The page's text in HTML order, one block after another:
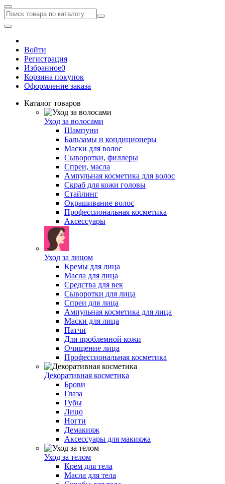
Войти
Регистрация
Избранное0
Корзина покупок
Оформление заказа
Каталог товаров
Уход за волосами
Шампуни
Бальзамы и кондиционеры
Маски для волос
Сыворотки, филлеры
Спреи, масла
Ампульная косметика для волос
Скраб для кожи головы
Стайлинг
Окрашивание волос
Профессиональная косметика
Аксессуары
Уход за лицом
Кремы для лица
Масла для лица
Средства для век
Сыворотки для лица
Спреи для лица
Ампульная косметика для лица
Маски для лица
Патчи
Для проблемной кожи
Очищение лица
Профессиональная косметика
Декоративная косметика
Брови
Глаза
Губы
Лицо
Ногти
Демакияж
Аксессуары для макияжа
Уход за телом
Крем для тела
Масла для тела